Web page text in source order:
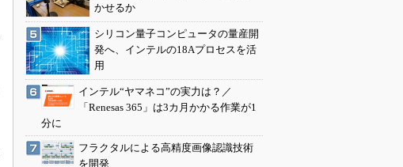
かせるか
シリコン量子コンピュータの量産開
発へ、インテルの18Aプロセスを活
用
インテル“ヤマネコ”の実力は？／
「Renesas 365」は3カ月かかる作業が1
分に
フラクタルによる高精度画像認識技術
を開発